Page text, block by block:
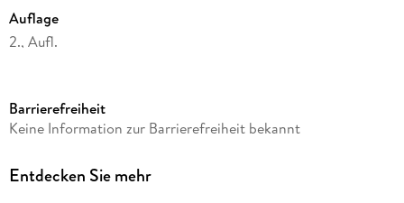
Auflage
2., Aufl.
Herausgegeben von
Verlag/Hersteller
Barrierefreiheit
Keine Information zur Barrierefreiheit bekannt
Entdecken Sie mehr